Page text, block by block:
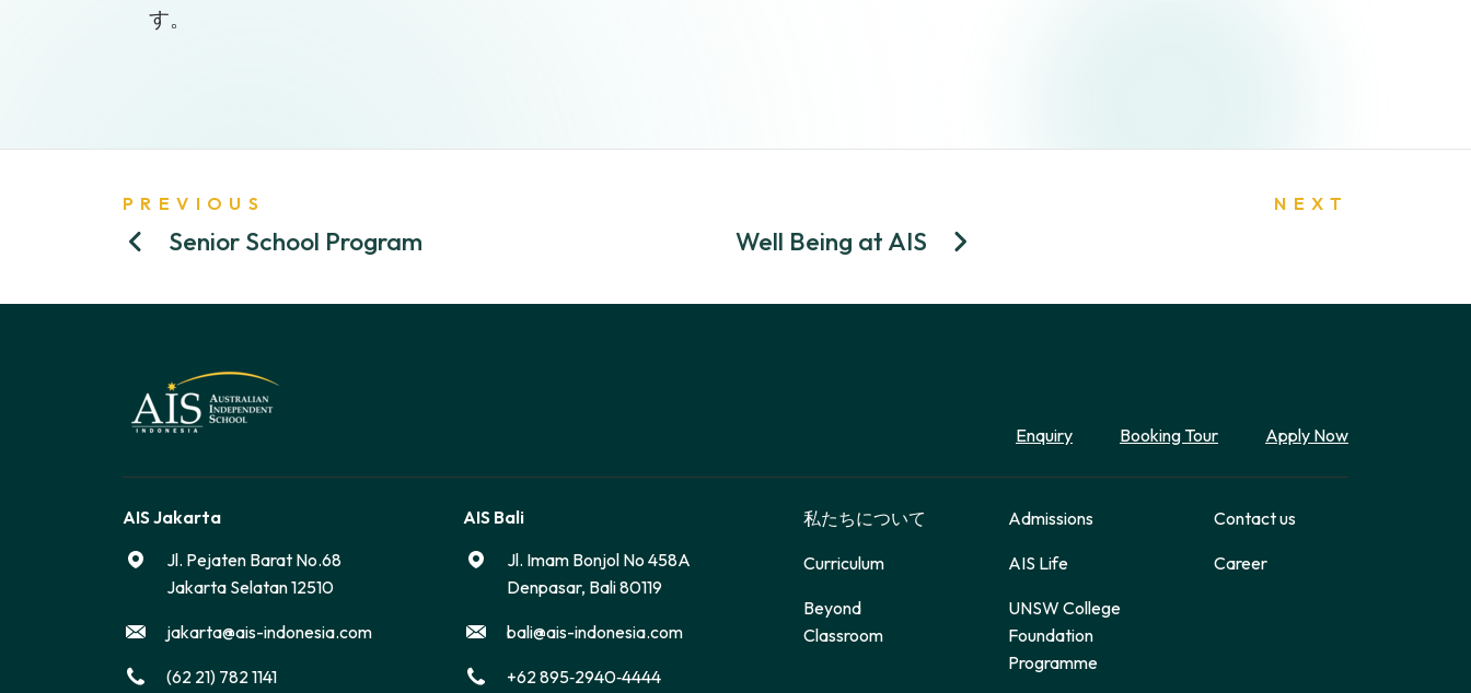
す。
PREVIOUS
Senior School Program
NEXT
Well Being at AIS
Enquiry Booking Tour Apply Now
AIS Jakarta
Jl. Pejaten Barat No.68
Jakarta Selatan 12510
jakarta@ais-indonesia.com
(62 21) 782 1141
AIS Bali
Jl. Imam Bonjol No 458A
Denpasar, Bali 80119
bali@ais-indonesia.com
‪+62 895‑2940‑4444‬
私たちについて
Curriculum
Beyond
Classroom
Admissions
AIS Life
UNSW College
Foundation
Programme
Contact us
Career